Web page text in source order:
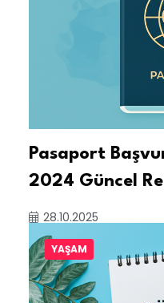
Pasaport
2024 Güncel
28.10.2025
YAŞAM